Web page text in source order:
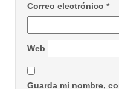
Correo electrónico *
Web
Guarda mi nombre,